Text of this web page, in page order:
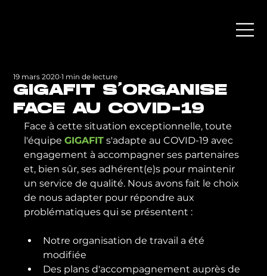
GIGAFIT S'ORGANISE
FACE AU COVID-19
19 mars 2020 1 min de lecture
Face à cette situation exceptionnelle, toute
l'équipe GIGAFIT s'adapte au COVID-19 avec
engagement à accompagner ses partenaires
et, bien sûr, ses adhérent(e)s pour maintenir
un service de qualité. Nous avons fait le choix
de nous adapter pour répondre aux
Notre organisation de travail a été
modifiée
Des plans d'accompagnement auprès de